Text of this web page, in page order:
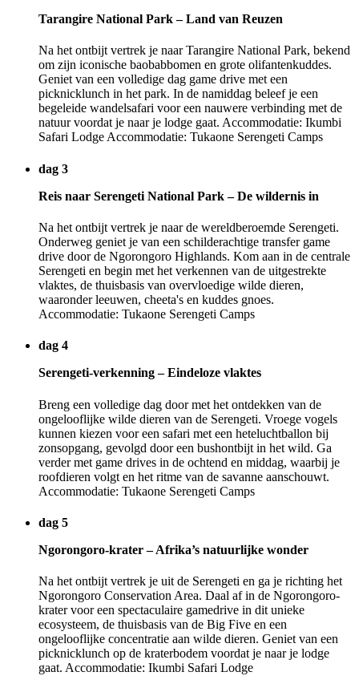
Tarangire National Park – Land van Reuzen
Na het ontbijt vertrek je naar Tarangire National Park, bekend
om zijn iconische baobabbomen en grote olifantenkuddes.
Geniet van een volledige dag game drive met een
picknicklunch in het park. In de namiddag beleef je een
begeleide wandelsafari voor een nauwere verbinding met de
natuur voordat je naar je lodge gaat. Accommodatie: Ikumbi
Safari Lodge Accommodatie: Tukaone Serengeti Camps
dag 3
Reis naar Serengeti National Park – De wildernis in
Na het ontbijt vertrek je naar de wereldberoemde Serengeti.
Onderweg geniet je van een schilderachtige transfer game
drive door de Ngorongoro Highlands. Kom aan in de centrale
Serengeti en begin met het verkennen van de uitgestrekte
vlaktes, de thuisbasis van overvloedige wilde dieren,
waaronder leeuwen, cheeta's en kuddes gnoes.
Accommodatie: Tukaone Serengeti Camps
dag 4
Serengeti-verkenning – Eindeloze vlaktes
Breng een volledige dag door met het ontdekken van de
ongelooflijke wilde dieren van de Serengeti. Vroege vogels
kunnen kiezen voor een safari met een heteluchtballon bij
zonsopgang, gevolgd door een bushontbijt in het wild. Ga
verder met game drives in de ochtend en middag, waarbij je
roofdieren volgt en het ritme van de savanne aanschouwt.
Accommodatie: Tukaone Serengeti Camps
dag 5
Ngorongoro-krater – Afrika’s natuurlijke wonder
Na het ontbijt vertrek je uit de Serengeti en ga je richting het
Ngorongoro Conservation Area. Daal af in de Ngorongoro-
krater voor een spectaculaire gamedrive in dit unieke
ecosysteem, de thuisbasis van de Big Five en een
ongelooflijke concentratie aan wilde dieren. Geniet van een
picknicklunch op de kraterbodem voordat je naar je lodge
gaat. Accommodatie: Ikumbi Safari Lodge